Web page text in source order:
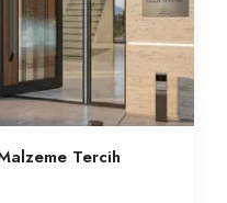
Tercih